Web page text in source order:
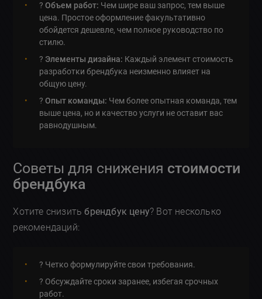
?Объем работ: Чем шире ваш запрос, тем выше
цена. Простое оформление факультативно
обойдется дешевле, чем полное руководство по
стилю.
? Элементы дизайна: Каждый элемент стоимость
разработки брендбука неизменно влияет на
общую цену.
?Опыт команды: Чем более опытная команда, тем
выше цена, но и качество услуги не оставит вас
равнодушным.
Советы для снижения стоимости
брендбука
Хотите снизитьбрендбук цену? Вот несколько
рекомендаций:
? Четко формулируйте свои требования.
?️ Обсуждайте сроки заранее, избегая срочных
работ.